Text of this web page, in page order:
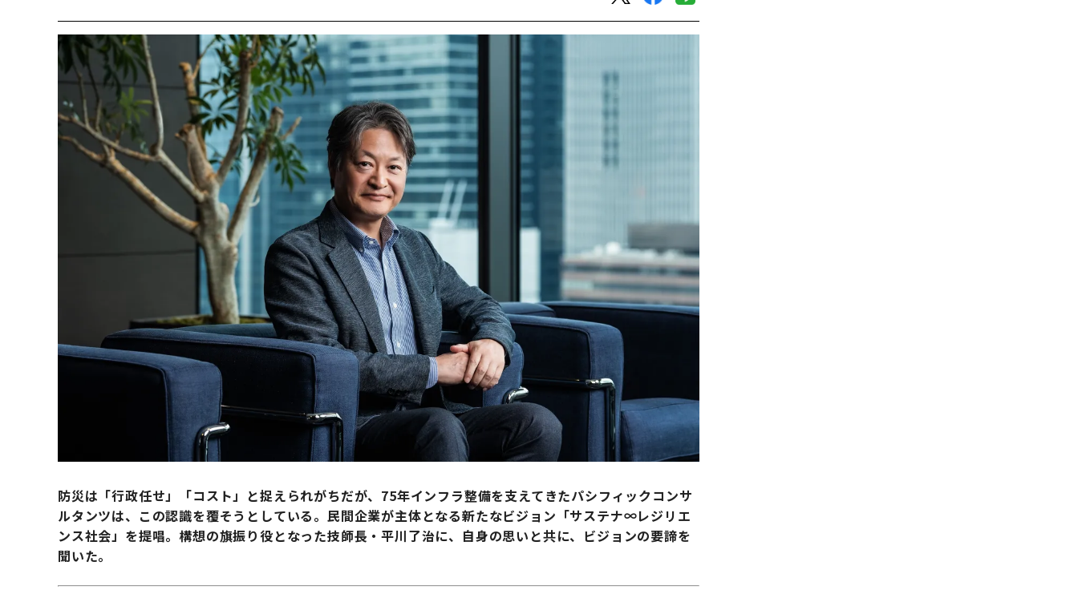
防災は「行政任せ」「コスト」と捉えられがちだが、75年インフラ整備を支えてきたパシフィックコンサ
ルタンツは、この認識を覆そうとしている。民間企業が主体となる新たなビジョン「サステナ∞レジリエ
ンス社会」を提唱。構想の旗振り役となった技師長・平川了治に、自身の思いと共に、ビジョンの要諦を
聞いた。